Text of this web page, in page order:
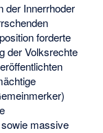
der Innerrhoder
forderte
der Volksrechte
massive